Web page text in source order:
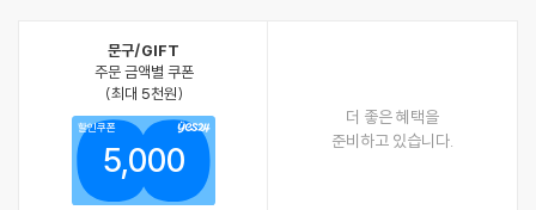
문구/GIFT
주문 금액별 쿠폰
(최대 5천원)
할인쿠폰
5,000
더 좋은 혜택을
준비하고 있습니다.